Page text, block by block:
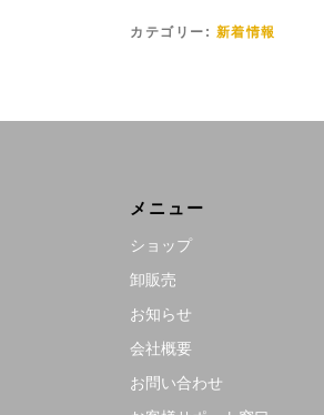
カテゴリー: 新着情報
メニュー
ショップ
卸販売
お知らせ
会社概要
お問い合わせ